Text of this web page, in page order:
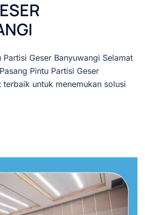
Partisi Geser Banyuwangi Selamat
Pintu Partisi Geser
terbaik untuk menemukan solusi